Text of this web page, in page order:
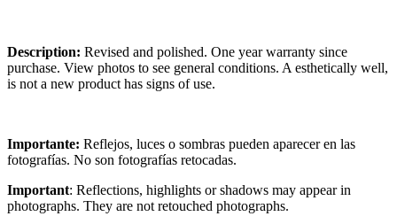
Description: Revised and polished. One year warranty since
purchase. View photos to see general conditions. A esthetically well,
is not a new product has signs of use.
Importante: Reflejos, luces o sombras pueden aparecer en las
fotografías. No son fotografías retocadas.
Important: Reflections, highlights or shadows may appear in
photographs. They are not retouched photographs.